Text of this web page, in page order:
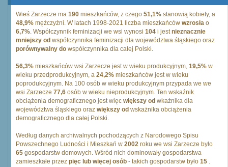
Wieś Zarzecze ma 190 mieszkańców, z czego 51,1% stanowią kobiety, a
48,9% mężczyźni. W latach 1998-2021 liczba mieszkańców wzrosła o
6,7%. Współczynnik feminizacji we wsi wynosi 104 i jestnieznacznie
mniejszy od współczynnika feminizacji dla województwa śląskiego oraz
porównywalny do współczynnika dla całej Polski.
56,3% mieszkańców wsi Zarzecze jest w wieku produkcyjnym, 19,5% w
wieku przedprodukcyjnym, a 24,2% mieszkańców jest w wieku
poprodukcyjnym. Na 100 osób w wieku produkcyjnym przypada we we
wsi Zarzecze 77,6 osób w wieku nieprodukcyjnym. Ten wskaźnik
obciążenia demograficznego jest więc większy od wkażnika dla
województwa śląskiego oraz większy od wskażnika obciążenia
demograficznego dla całej Polski.
Według danych archiwalnych pochodzących z Narodowego Spisu
Powszechnego Ludności i Mieszkań w 2002 roku we wsi Zarzecze było
65 gospodarstw domowych. Wśród nich dominowały gospodarstwa
zamieszkałe przez pięc lub więcej osób - takich gospodarstw było 15 .